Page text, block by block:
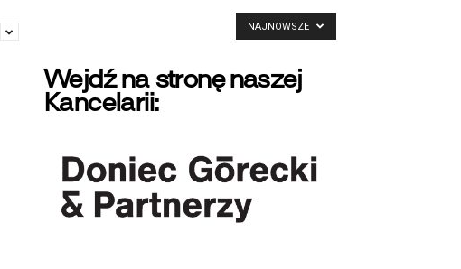
NAJNOWSZE
Wejdź na stronę naszej
Kancelarii: